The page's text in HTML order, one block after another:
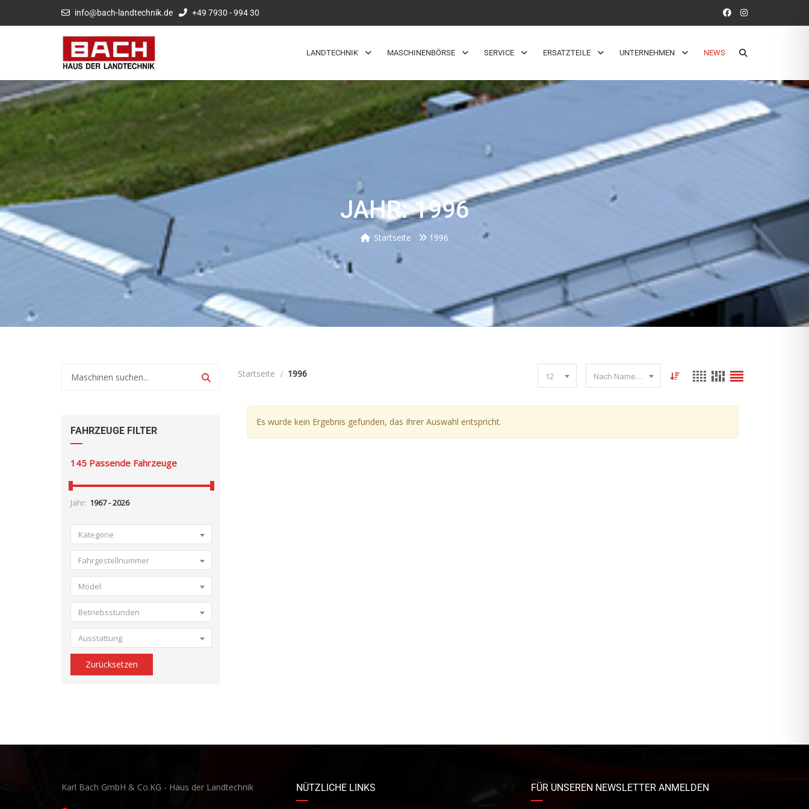
info@bach-landtechnik.de +49 7930 - 994 30
LANDTECHNIK MASCHINENBÖRSE SERVICE ERSATZTEILE UNTERNEHMEN NEWS
JAHR: 1996
Startseite 1996
FAHRZEUGE FILTER
145 Passende Fahrzeuge
Jahr:
Kategorie
Fahrgestellnummer
Model
Betriebsstunden
Ausstattung
Zurücksetzen
Startseite 1996 12 Nach Name sortieren
Es wurde kein Ergebnis gefunden, das Ihrer Auswahl entspricht.
Karl Bach GmbH & Co.KG - Haus der Landtechnik NÜTZLICHE LINKS FÜR UNSEREN NEWSLETTER ANMELDEN